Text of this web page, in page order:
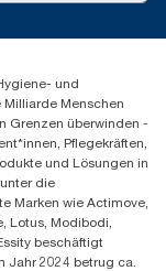
und
Menschen
Grenzen überwinden -
Pflegekräften,
und Lösungen in
die
Marken wie Actimove,
Lotus, Modibodi,
beschäftigt
Jahr 2024 betrug ca.